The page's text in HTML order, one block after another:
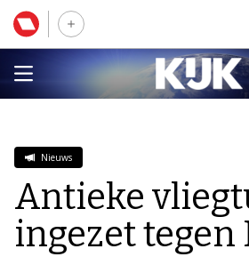
Nieuws
Antieke
ingezet tegen